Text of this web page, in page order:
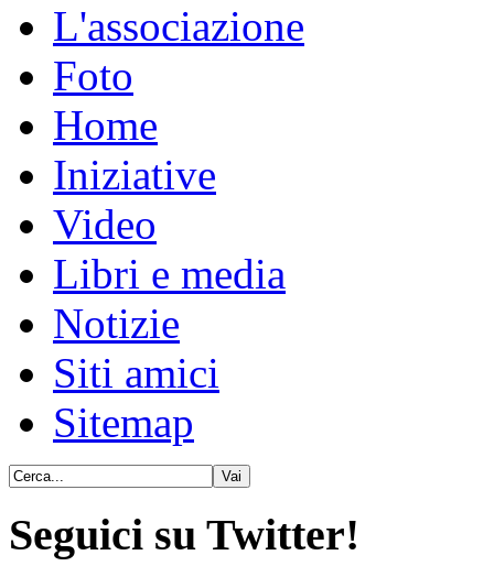
L'associazione
Foto
Home
Iniziative
Video
Libri e media
Notizie
Siti amici
Sitemap
Seguici su Twitter!